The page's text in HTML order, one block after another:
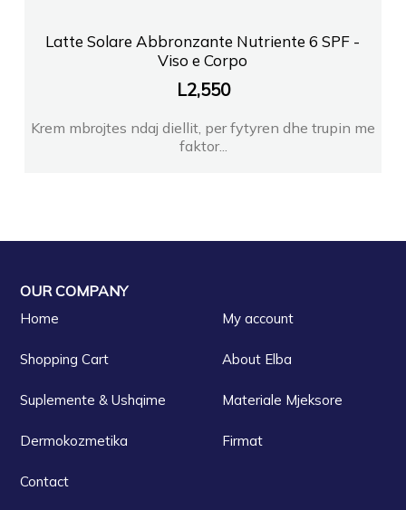
Latte Solare Abbronzante Nutriente 6 SPF -
Viso e Corpo
L2,550
Krem mbrojtes ndaj diellit, per fytyren dhe trupin me
faktor...
OUR COMPANY
Home My account
Shopping Cart About Elba
Suplemente & Ushqime Materiale Mjeksore
Dermokozmetika Firmat
Contact